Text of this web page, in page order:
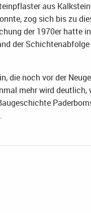
aus
zog sich bis zu
der 1970er hatte
der
die noch vor der
mehr wird deutlich,